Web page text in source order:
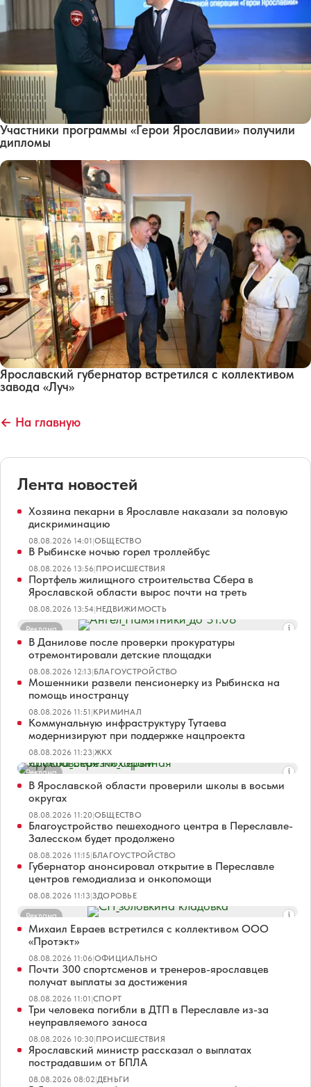
Участники программы «Герои Ярославии» получили
дипломы
Ярославский губернатор встретился с коллективом
завода «Луч»
← На главную
Лента новостей
Хозяина пекарни в Ярославле наказали за половую
дискриминацию
08.08.2026 14:01|ОБЩЕСТВО
В Рыбинске ночью горел троллейбус
08.08.2026 13:56|ПРОИСШЕСТВИЯ
Портфель жилищного строительства Сбера в
Ярославской области вырос почти на треть
08.08.2026 13:54|НЕДВИЖИМОСТЬ
Реклама
В Данилове после проверки прокуратуры
отремонтировали детские площадки
08.08.2026 12:13|БЛАГОУСТРОЙСТВО
Мошенники развели пенсионерку из Рыбинска на
помощь иностранцу
08.08.2026 11:51|КРИМИНАЛ
Коммунальную инфраструктуру Тутаева
модернизируют при поддержке нацпроекта
08.08.2026 11:23|ЖКХ
Реклама
В Ярославской области проверили школы в восьми
округах
08.08.2026 11:20|ОБЩЕСТВО
Благоустройство пешеходного центра в Переславле-
Залесском будет продолжено
08.08.2026 11:15|БЛАГОУСТРОЙСТВО
Губернатор анонсировал открытие в Переславле
центров гемодиализа и онкопомощи
08.08.2026 11:13|ЗДОРОВЬЕ
Реклама
Михаил Евраев встретился с коллективом ООО
«Протэкт»
08.08.2026 11:06|ОФИЦИАЛЬНО
Почти 300 спортсменов и тренеров-ярославцев
получат выплаты за достижения
08.08.2026 11:01|СПОРТ
Три человека погибли в ДТП в Переславле из-за
неуправляемого заноса
08.08.2026 10:30|ПРОИСШЕСТВИЯ
Ярославский министр рассказал о выплатах
пострадавшим от БПЛА
08.08.2026 08:02|ДЕНЬГИ